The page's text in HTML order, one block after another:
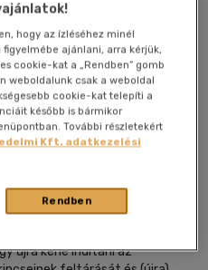
Megosztom
|322 oldal
újra kéne indítani az
hogy az ízléséhez minél
ajánlani, arra kérjük,
cookie-kat a „Rendben” gomb
weboldalunk csak a weboldal
cookie-kat telepíti a
később is bármikor
További részletekért
Kft. adatkezelési
Rendben